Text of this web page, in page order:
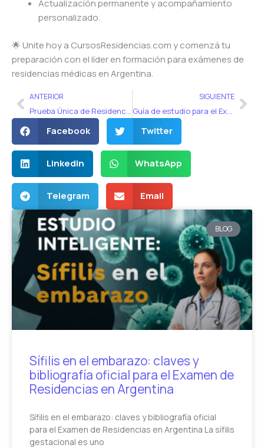
Actualización permanente y acompañamiento
personalizado.
🌟 Unite hoy a CursosResidencias.com y comenzá tu
preparación con el líder en formación para exámenes de
residencias médicas en Argentina.
AntANTERIOR
Prueba Única de Residencias Uruguay 2025: cómo prepararte y qué esperar en Pediatría
SIGUIENTE
Guía de estudio para el Examen 2026: Estudio inteligente
Facebook Twitter
LinkedIn WhatsApp
Telegram Email
BLOG
Sífilis en el embarazo: claves y
bibliografía oficial para el Examen de
Residencias en Argentina
Sífilis en el embarazo: claves y bibliografía oficial
para el Examen de Residencias en Argentina La sífilis
gestacional es uno